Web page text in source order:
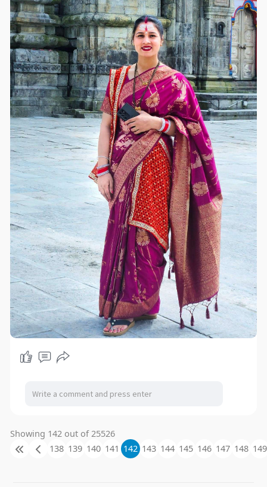
Showing 142 out of 25526
138 139 140 141 142 143 144 145 146 147 148 149